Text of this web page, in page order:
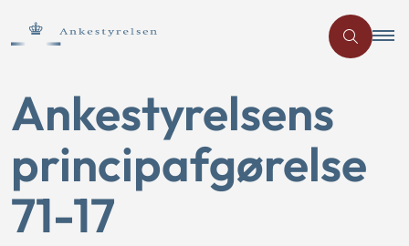
Ankestyrelsens
principafgørelse
71-17